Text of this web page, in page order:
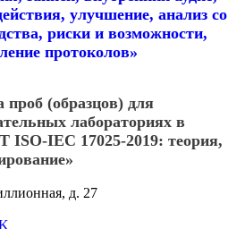
улучшение, анализ со
риски и возможности,
протоколов»
проб (образцов) для
лабораториях в
ISO-IEC 17025-2019: теория,
д. 27